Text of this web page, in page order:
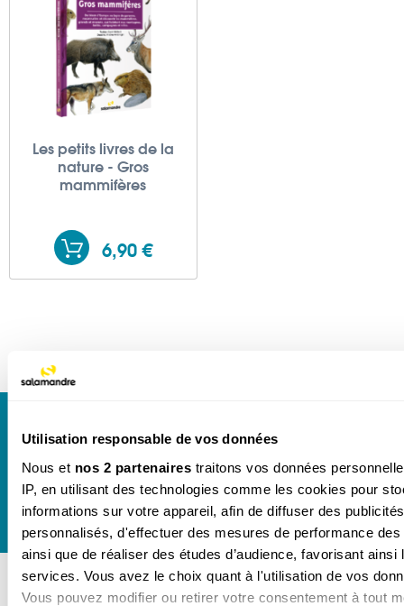
Utilisation responsable de vos données
Nous et nos 2 partenairestraitons vos données
IP, en utilisant des technologies comme les cookies pour
informations sur votre appareil, afin de diffuser des
personnalisés, d'effectuer des mesures de performance
ainsi que de réaliser des études d’audience, favorisant ainsi
services. Vous avez le choix quant à l'utilisation de vos
Vous pouvez modifier ou retirer votre consentement à tout
Les petits livres de la
nature - Gros
mammifères
6,90 €
Toute l'actualité de notre boutique dans votre
boîte mail.